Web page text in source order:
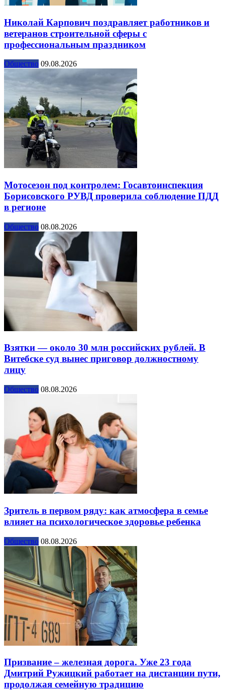
Николай Карпович поздравляет работников и
ветеранов строительной сферы с
профессиональным праздником
Общество 09.08.2026
Мотосезон под контролем: Госавтоинспекция
Борисовского РУВД проверила соблюдение ПДД
в регионе
Общество 08.08.2026
Взятки — около 30 млн российских рублей. В
Витебске суд вынес приговор должностному
лицу
Общество 08.08.2026
Зритель в первом ряду: как атмосфера в семье
влияет на психологическое здоровье ребенка
Общество 08.08.2026
Призвание – железная дорога. Уже 23 года
Дмитрий Ружицкий работает на дистанции пути,
продолжая семейную традицию